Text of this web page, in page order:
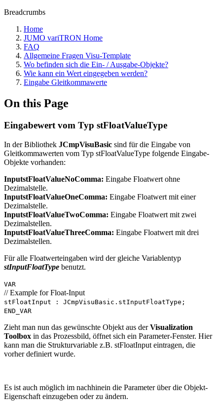
Breadcrumbs
Home
JUMO variTRON Home
FAQ
Allgemeine Fragen Visu-Template
Wo befinden sich die Ein- / Ausgabe-Objekte?
Wie kann ein Wert eingegeben werden?
Eingabe Gleitkommawerte
On this Page
Eingabewert vom Typ stFloatValueType
In der Bibliothek JCmpVisuBasic sind für die Eingabe von
Gleitkommawerten vom Typ stFloatValueType folgende Eingabe-
Objekte vorhanden:
InputstFloatValueNoComma: Eingabe Floatwert ohne
Dezimalstelle.
InputstFloatValueOneComma: Eingabe Floatwert mit einer
Dezimalstelle.
InputstFloatValueTwoComma: Eingabe Floatwert mit zwei
Dezimalstellen.
InputstFloatValueThreeComma: Eingabe Floatwert mit drei
Dezimalstellen.
Für alle Floatwerteingaben wird der gleiche Variablentyp
stInputFloatType benutzt.
VAR
// Example for Float-Input
stFloatInput : JCmpVisuBasic.stInputFloatType;
END_VAR
Zieht man nun das gewünschte Objekt aus derVisualization
Toolbox in das Prozessbild, öffnet sich ein Parameter-Fenster. Hier
kann man die Strukturvariable z.B. stFloatInput eintragen, die
vorher definiert wurde.
Es ist auch möglich im nachhinein die Parameter über die Objekt-
Eigenschaft einzugeben oder zu ändern.